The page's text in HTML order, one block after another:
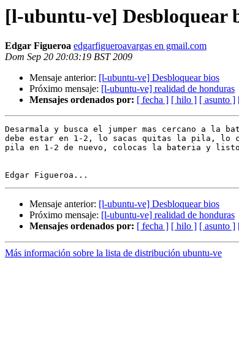
[l-ubuntu-ve] Desbloquear
Edgar Figueroa edgarfigueroavargas en gmail.com
Dom Sep 20 20:03:19 BST 2009
Mensaje anterior: [l-ubuntu-ve] Desbloquear bios
Próximo mensaje: [l-ubuntu-ve] realidad de honduras
Mensajes ordenados por: [ fecha ] [ hilo ] [ asunto ]
Desarmala y busca el jumper mas cercano a la
debe estar en 1-2, lo sacas quitas la pila, lo
pila en 1-2 de nuevo, colocas la bateria y
Mensaje anterior: [l-ubuntu-ve] Desbloquear bios
Próximo mensaje: [l-ubuntu-ve] realidad de honduras
Mensajes ordenados por: [ fecha ] [ hilo ] [ asunto ]
Más información sobre la lista de distribución ubuntu-ve